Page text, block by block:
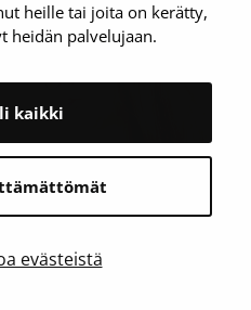
heille tai joita on kerätty,
heidän palvelujaan.
kaikki
evästeistä